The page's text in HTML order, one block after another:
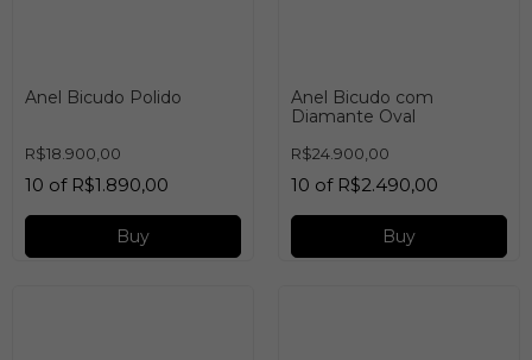
Anel Bicudo Polido
R$18.900,00
10 of R$1.890,00
Buy
Anel Bicudo com
Diamante Oval
R$24.900,00
10 of R$2.490,00